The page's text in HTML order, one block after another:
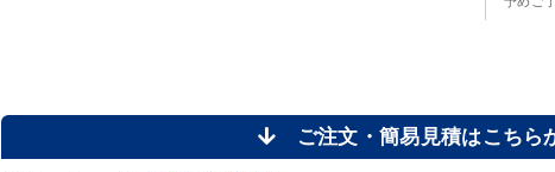
ご注文・簡易見積はこち